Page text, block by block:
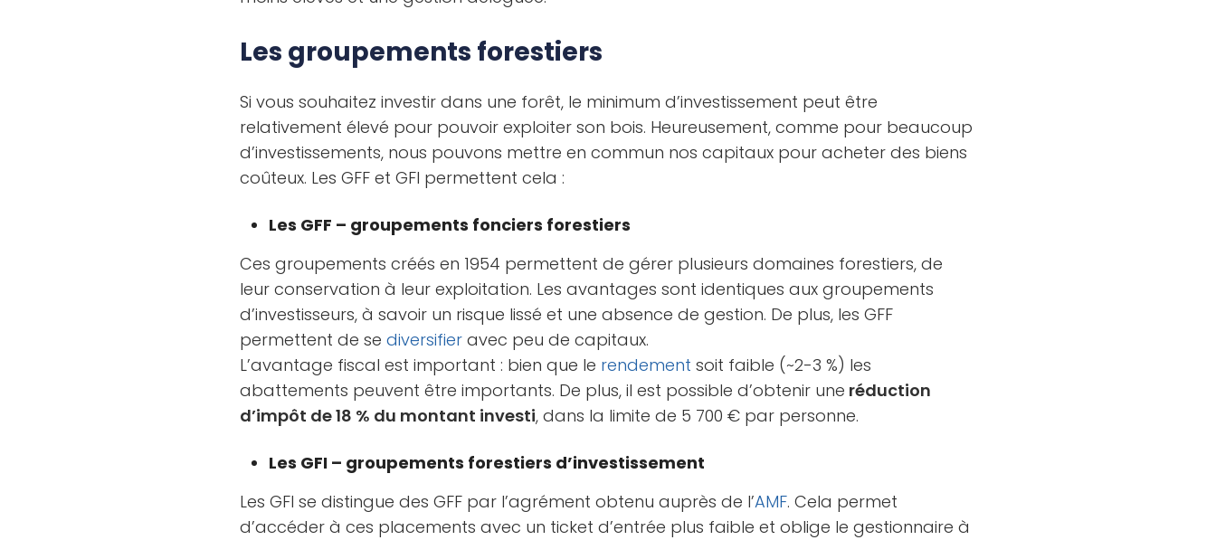
Les groupements forestiers
Si vous souhaitez investir dans une forêt, le minimum d’investissement peut être
relativement élevé pour pouvoir exploiter son bois. Heureusement, comme pour beaucoup
d’investissements, nous pouvons mettre en commun nos capitaux pour acheter des biens
coûteux. Les GFF et GFI permettent cela :
Les GFF – groupements fonciers forestiers
Ces groupements créés en 1954 permettent de gérer plusieurs domaines forestiers, de
leur conservation à leur exploitation. Les avantages sont identiques aux groupements
d’investisseurs, à savoir un risque lissé et une absence de gestion. De plus, les GFF
permettent de sediversifier avec peu de capitaux.
L’avantage fiscal est important : bien que le rendement soit faible (~2-3 %) les
abattements peuvent être importants. De plus, il est possible d’obtenir une réduction
d’impôt de 18 % du montant investi, dans la limite de 5 700 € par personne.
Les GFI – groupements forestiers d’investissement
Les GFI se distingue des GFF par l’agrément obtenu auprès de l’AMF. Cela permet
d’accéder à ces placements avec un ticket d’entrée plus faible et oblige le gestionnaire à